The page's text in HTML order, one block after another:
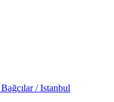
/ Istanbul